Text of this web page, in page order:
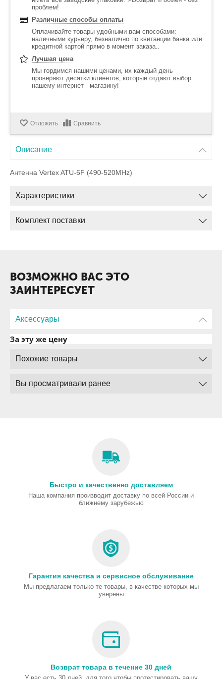
проблем!
Различные способы оплаты
Оплачивайте товары удобными вам способами:
наличными курьеру, безналично по квитанции банка или
кредитной картой прямо в момент заказа..
Лучшая цена
Мы гордимся нашими ценами, их каждый день
проверяют десятки клиентов, которые отдают выбор
нашему интернет - магазину!
Отложить Сравнить
Описание
Антенна Vertex ATU-6F (490-520MHz)
Характеристики
Комплект поставки
ВОЗМОЖНО ВАС ЭТО
ЗАИНТЕРЕСУЕТ
Аксессуары
За эту же цену
Похожие товары
Вы просматривали ранее
Быстро и качественно доставляем
Наша компания производит доставку по всей России и
ближнему зарубежью
Гарантия качества и сервисное обслуживание
Мы предлагаем только те товары, в качестве которых мы
уверены
Возврат товара в течение 30 дней